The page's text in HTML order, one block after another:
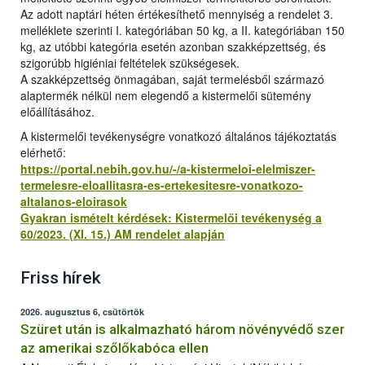
Az adott naptári héten értékesíthető mennyiség a rendelet 3.
melléklete szerinti I. kategóriában 50 kg, a II. kategóriában 150
kg, az utóbbi kategória esetén azonban szakképzettség, és
szigorúbb higiéniai feltételek szükségesek.
A szakképzettség önmagában, saját termelésből származó
alaptermék nélkül nem elegendő a kistermelői sütemény
előállításához.
A kistermelői tevékenységre vonatkozó általános tájékoztatás
elérhető:
https://portal.nebih.gov.hu/-/a-kistermeloi-elelmiszer-
termelesre-eloallitasra-es-ertekesitesre-vonatkozo-
altalanos-eloirasok
Gyakran ismételt kérdések: Kistermelői tevékenység a
60/2023. (XI. 15.) AM rendelet alapján
Friss hírek
2026. augusztus 6, csütörtök
Szüret után is alkalmazható három növényvédő szer
az amerikai szőlőkabóca ellen